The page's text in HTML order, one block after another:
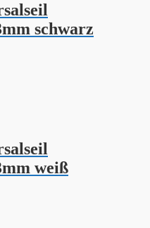
schwarz
weiß